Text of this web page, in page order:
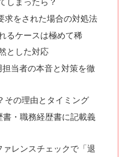
求をされた場合の対処法
るケースは極めて稀
とした対応
当者の本音と対策を徹
その理由とタイミング
・職務経歴書に記載義
レンスチェックで「退